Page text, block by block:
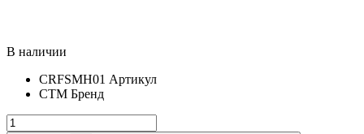
В наличии
CRFSMH01 Артикул
СТМ Бренд